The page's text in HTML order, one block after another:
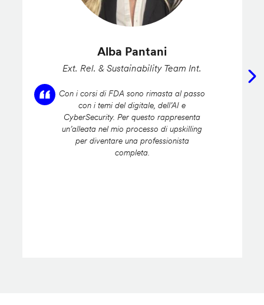
Alba Pantani
Ext. Rel. & Sustainability Team Int.
Con i corsi di FDA sono rimasta al passo
con i temi del digitale, dell’AI e
CyberSecurity. Per questo rappresenta
un’alleata nel mio processo di upskilling
per diventare una professionista
completa.